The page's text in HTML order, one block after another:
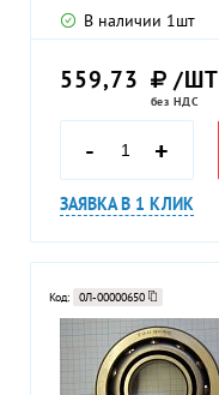
В наличии 1шт
559,73 /ШТ
без НДС
- +
ЗАЯВКА В 1 КЛИК
Код: 0Л-00000650